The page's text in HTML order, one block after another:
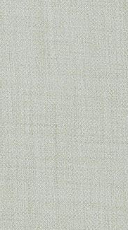
+
Little Greene Colour
Little Greene Grey
Little Greene Pink
Little Greene
Little Greene Blue
Lake)
декор